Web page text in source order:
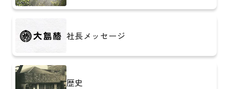
社長メッセージ
歴史